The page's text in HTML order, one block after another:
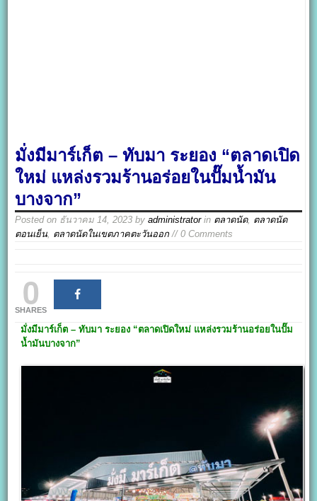
มั่งมีมาร์เก็ต – ทับมา ระยอง “ตลาดเปิด
ใหม่ แหล่งรวมร้านอร่อยในปั๊มน้ำมัน
บางจาก”
Posted on ธันวาคม 14, 2023 byadministratorin ตลาดนัด, ตลาดนัด
ตอนเย็น, ตลาดนัดในเขตภาคตะวันออก // 0 Comments
0
SHARES
มั่งมีมาร์เก็ต – ทับมา ระยอง “ตลาดเปิดใหม่ แหล่งรวมร้านอร่อยในปั๊ม
น้ำมันบางจาก”